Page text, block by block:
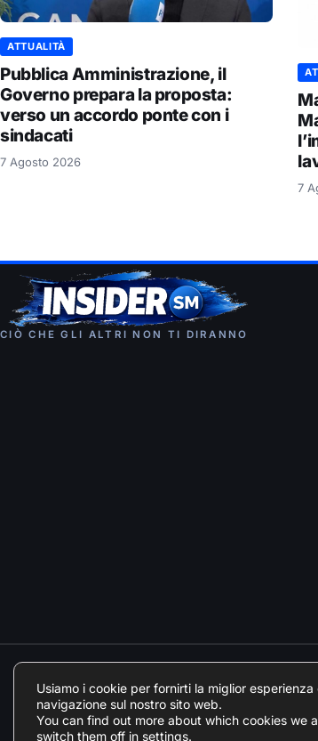
ATTUALITÀ
Pubblica Amministrazione, il
Governo prepara la proposta:
verso un accordo ponte con i
sindacati
7 Agosto 2026
7
CIÒ CHE GLI ALTRI NON TI DIRANNO
Usiamo i cookie per fornirti la miglior esperienza
navigazione sul nostro sito web.
You can find out more about which cookies we
switch them off in settings.